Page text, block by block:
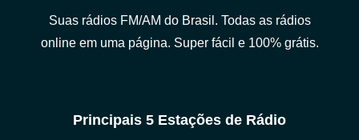
Suas rádios FM/AM do Brasil. Todas as rádios
online em uma página. Super fácil e 100% grátis.
Principais 5 Estações de Rádio